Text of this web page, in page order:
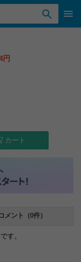
円
カート
メント（0件）
す。